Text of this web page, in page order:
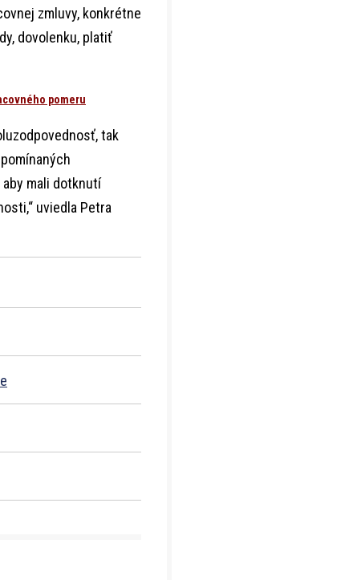
zmluvy, konkrétne
dovolenku, platiť
pomeru
tak
mali dotknutí
uviedla Petra